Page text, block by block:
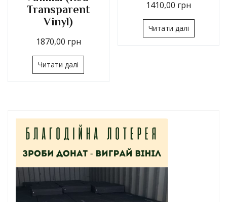
Transparent
Vinyl)
1870,00 грн
Читати далі
1410,00 грн
Читати далі